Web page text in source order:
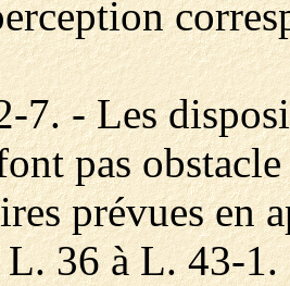
7. - Les
pas
prévues en
36 à L. 43-1.